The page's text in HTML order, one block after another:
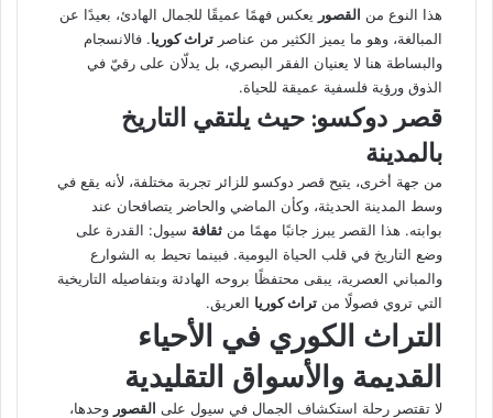
هذا النوع من القصور يعكس فهمًا عميقًا للجمال الهادئ، بعيدًا عن
المبالغة، وهو ما يميز الكثير من عناصر تراث كوريا. فالانسجام
والبساطة هنا لا يعنيان الفقر البصري، بل يدلّان على رقيّ في
الذوق ورؤية فلسفية عميقة للحياة.
قصر دوكسو: حيث يلتقي التاريخ
بالمدينة
من جهة أخرى، يتيح قصر دوكسو للزائر تجربة مختلفة، لأنه يقع في
وسط المدينة الحديثة، وكأن الماضي والحاضر يتصافحان عند
بوابته. هذا القصر يبرز جانبًا مهمًا من ثقافة سيول: القدرة على
وضع التاريخ في قلب الحياة اليومية. فبينما تحيط به الشوارع
والمباني العصرية، يبقى محتفظًا بروحه الهادئة وبتفاصيله التاريخية
التي تروي فصولًا من تراث كوريا العريق.
التراث الكوري في الأحياء
القديمة والأسواق التقليدية
لا تقتصر رحلة استكشاف الجمال في سيول على القصور وحدها،